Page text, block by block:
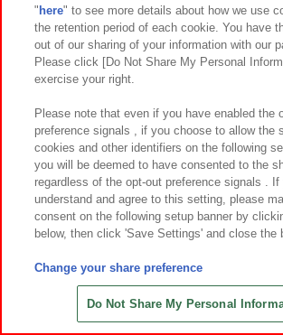
ハローキティ トコナツ日焼けドール
2026年7月第3週～登場
パペットスン
" here" to see more details about how we use
the retention period of each cookie. You have
out of our sharing of your information with our
Please click [Do Not Share My Personal
exercise your right.
Please note that even if you have enabled the
preference signals , if you choose to allow the
cookies and other identifiers on the following
you will be deemed to have consented to the
regardless of the opt-out preference signals . If
understand and agree to this setting, please
consent on the following setup banner by
below, then click 'Save Settings' and close the
Change your share preference
Do Not Share My Personal